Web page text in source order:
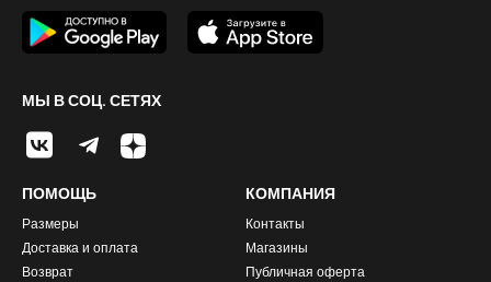
МЫ В СОЦ. СЕТЯХ
ПОМОЩЬ
Размеры
Доставка и оплата
Возврат
КОМПАНИЯ
Контакты
Магазины
Публичная оферта